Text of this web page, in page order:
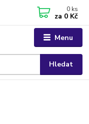
Menu
Hledat
0 ks
za 0 Kč